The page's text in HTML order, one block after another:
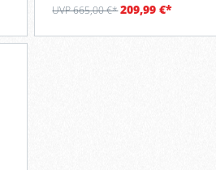
UVP 665,00 €*209,99 €*